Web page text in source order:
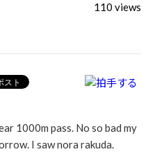
110 views
1000m pass. No so bad my
I saw nora rakuda.